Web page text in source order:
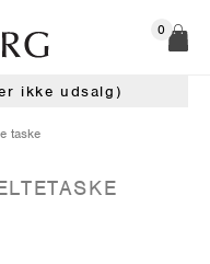
0
ikke udsalg)
taske